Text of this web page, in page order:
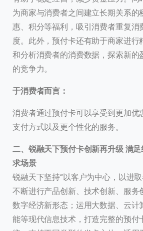
为商家与消费者之间建立长期关系的
惠、积分等福利，吸引消费者重复消
度。此外，预付卡还有助于商家进行
和分析消费者的消费数据，探索新的
的竞争力。
于消费者而言：
消费者通过预付卡可以享受到更加优
支付方式以及更个性化的服务。
二、 锐融天下预付卡创新再升级 满
求场景
锐融天下坚持“以客户为中心，以进取
不断进行产品创新、技术创新、服务
数字经济新形态；运用大数据、云计
能等现代信息技术，打造完整的预付